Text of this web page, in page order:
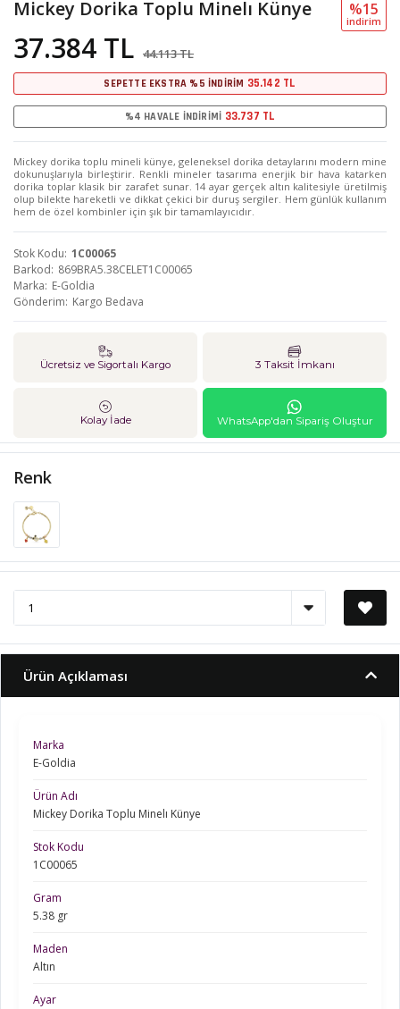
Mickey Dorika Toplu Minelı Künye
37.384 TL 44.113 TL
%15
i̇ndi̇ri̇m
SEPETTE EKSTRA %5 İNDİRİM 35.142 TL
%4 HAVALE İNDİRİMİ 33.737 TL
Mickey dorika toplu mineli künye, geleneksel dorika detaylarını modern mine
dokunuşlarıyla birleştirir. Renkli mineler tasarıma enerjik bir hava katarken
dorika toplar klasik bir zarafet sunar. 14 ayar gerçek altın kalitesiyle üretilmiş
olup bilekte hareketli ve dikkat çekici bir duruş sergiler. Hem günlük kullanım
hem de özel kombinler için şık bir tamamlayıcıdır.
Stok Kodu 1C00065
Barkod 869BRA5.38CELET1C00065
Marka E-Goldia
Gönderim Kargo Bedava
Ücretsiz ve Sigortalı Kargo 3 Taksit İmkanı
Kolay İade WhatsApp'dan Sipariş Oluştur
Renk
Ürün Açıklaması
Marka
E-Goldia
Ürün Adı
Mickey Dorika Toplu Minelı Künye
Stok Kodu
1C00065
Gram
5.38 gr
Maden
Altın
Ayar